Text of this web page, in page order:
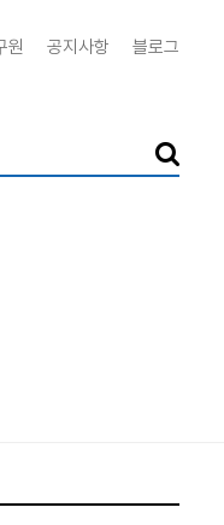
원 공지사항 블로그